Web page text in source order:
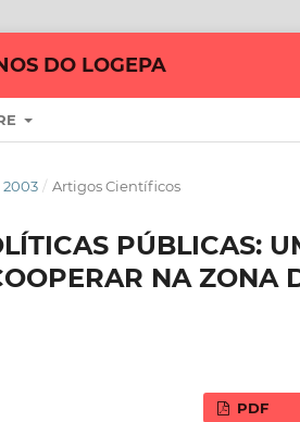
DO LOGEPA
2003 / Artigos Científicos
PÚBLICAS:
NA ZONA
PDF